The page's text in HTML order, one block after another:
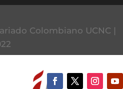
Colombiano UCNC |